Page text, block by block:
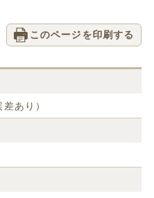
このページを印刷する
あり）